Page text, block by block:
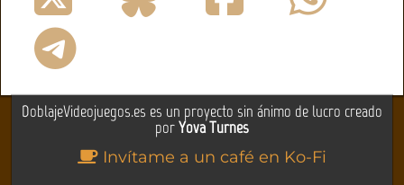
DoblajeVideojuegos.es es un proyecto sin ánimo de lucro creado
porYova Turnes
Invítame a un café en Ko-Fi